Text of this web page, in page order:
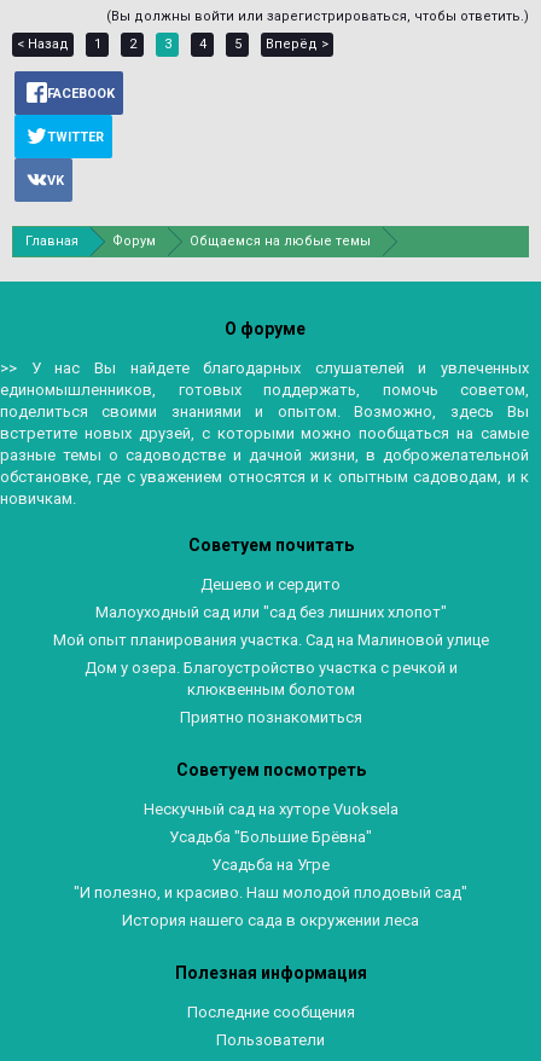
(Вы должны войти или зарегистрироваться, чтобы ответить.)
< Назад
1 2 3 4 5 Вперёд >
FACEBOOK
TWITTER
VK
Главная Форум
Общаемся на любые темы
О форуме
>> У нас Вы найдете благодарных слушателей и увлеченных
единомышленников, готовых поддержать, помочь советом,
поделиться своими знаниями и опытом. Возможно, здесь Вы
встретите новых друзей, с которыми можно пообщаться на самые
разные темы о садоводстве и дачной жизни, в доброжелательной
обстановке, где с уважением относятся и к опытным садоводам, и к
новичкам.
Советуем почитать
Дешево и сердито
Малоуходный сад или "сад без лишних хлопот"
Мой опыт планирования участка. Сад на Малиновой улице
Дом у озера. Благоустройство участка с речкой и
клюквенным болотом
Приятно познакомиться
Советуем посмотреть
Нескучный сад на хуторе Vuoksela
Усадьба "Большие Брёвна"
Усадьба на Угре
"И полезно, и красиво. Наш молодой плодовый сад"
История нашего сада в окружении леса
Полезная информация
Последние сообщения
Пользователи